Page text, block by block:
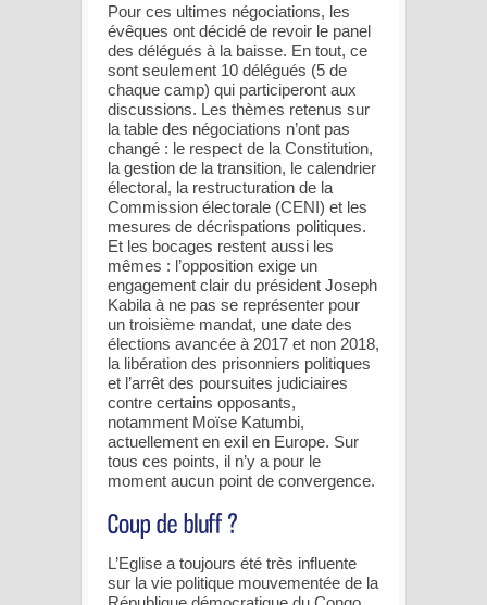
Pour ces ultimes négociations, les
évêques ont décidé de revoir le panel
des délégués à la baisse. En tout, ce
sont seulement 10 délégués (5 de
chaque camp) qui participeront aux
discussions. Les thèmes retenus sur
la table des négociations n’ont pas
changé : le respect de la Constitution,
la gestion de la transition, le calendrier
électoral, la restructuration de la
Commission électorale (CENI) et les
mesures de décrispations politiques.
Et les bocages restent aussi les
mêmes : l’opposition exige un
engagement clair du président Joseph
Kabila à ne pas se représenter pour
un troisième mandat, une date des
élections avancée à 2017 et non 2018,
la libération des prisonniers politiques
et l’arrêt des poursuites judiciaires
contre certains opposants,
notamment Moïse Katumbi,
actuellement en exil en Europe. Sur
tous ces points, il n’y a pour le
moment aucun point de convergence.
L’Eglise a toujours été très influente
sur la vie politique mouvementée de la